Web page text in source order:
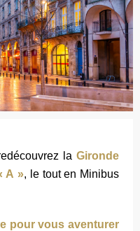
la Gironde
A », le tout en Minibus
pour vous aventurer